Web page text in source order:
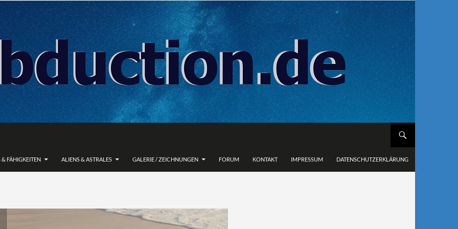
& FÄHIGKEITEN ALIENS & ASTRALES GALERIE / ZEICHNUNGEN FORUM KONTAKT IMPRESSUM DATENSCHUTZERKLÄRUNG